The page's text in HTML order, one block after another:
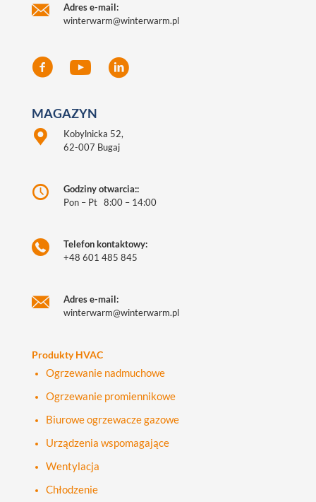
Adres e-mail:
winterwarm@winterwarm.pl
MAGAZYN
Kobylnicka 52,
62-007 Bugaj
Godziny otwarcia::
Pon – Pt 8:00 – 14:00
Telefon kontaktowy:
+48 601 485 845
Adres e-mail:
winterwarm@winterwarm.pl
Produkty HVAC
Ogrzewanie nadmuchowe
Ogrzewanie promiennikowe
Biurowe ogrzewacze gazowe
Urządzenia wspomagające
Wentylacja
Chłodzenie